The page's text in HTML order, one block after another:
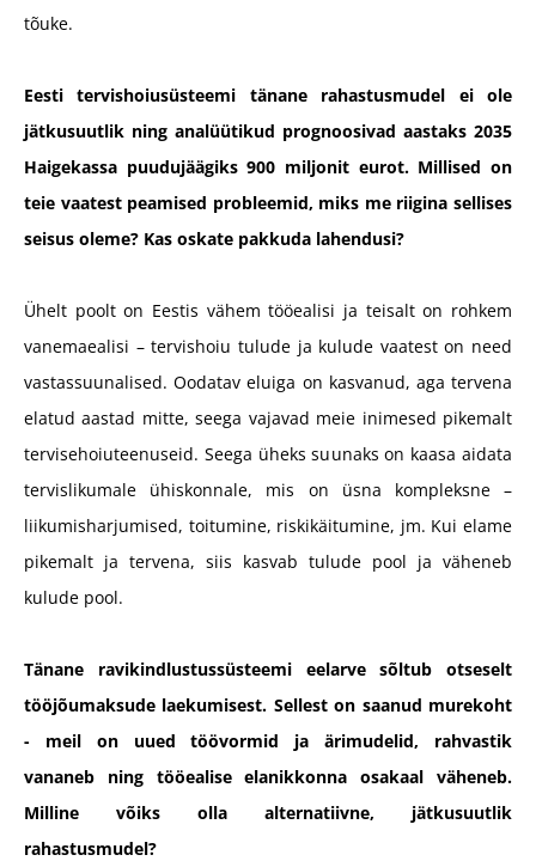
tõuke.
Eesti tervishoiusüsteemi tänane rahastusmudel ei ole
jätkusuutlik ning analüütikud prognoosivad aastaks 2035
Haigekassa puudujäägiks 900 miljonit eurot. Millised on
teie vaatest peamised probleemid, miks me riigina sellises
seisus oleme? Kas oskate pakkuda lahendusi?
Ühelt poolt on Eestis vähem tööealisi ja teisalt on rohkem
vanemaealisi – tervishoiu tulude ja kulude vaatest on need
vastassuunalised. Oodatav eluiga on kasvanud, aga tervena
elatud aastad mitte, seega vajavad meie inimesed pikemalt
tervisehoiuteenuseid. Seega üheks suunaks on kaasa aidata
tervislikumale ühiskonnale, mis on üsna kompleksne –
liikumisharjumised, toitumine, riskikäitumine, jm. Kui elame
pikemalt ja tervena, siis kasvab tulude pool ja väheneb
kulude pool.
Tänane ravikindlustussüsteemi eelarve sõltub otseselt
tööjõumaksude laekumisest. Sellest on saanud murekoht
- meil on uued töövormid ja ärimudelid, rahvastik
vananeb ning tööealise elanikkonna osakaal väheneb.
Milline võiks olla alternatiivne, jätkusuutlik
rahastusmudel?